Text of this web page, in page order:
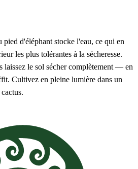
pied d'éléphant stocke l'eau, ce qui en
les plus tolérantes à la sécheresse.
laissez le sol sécher complètement — en
Cultivez en pleine lumière dans un